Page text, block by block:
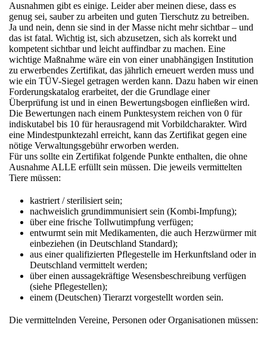
Ausnahmen gibt es einige. Leider aber meinen diese, dass es
genug sei, sauber zu arbeiten und guten Tierschutz zu betreiben.
Ja und nein, denn sie sind in der Masse nicht mehr sichtbar – und
das ist fatal. Wichtig ist, sich abzusetzen, sich als korrekt und
kompetent sichtbar und leicht auffindbar zu machen. Eine
wichtige Maßnahme wäre ein von einer unabhängigen Institution
zu erwerbendes Zertifikat, das jährlich erneuert werden muss und
wie ein TÜV-Siegel getragen werden kann. Dazu haben wir einen
Forderungskatalog erarbeitet, der die Grundlage einer
Überprüfung ist und in einen Bewertungsbogen einfließen wird.
Die Bewertungen nach einem Punktesystem reichen von 0 für
indiskutabel bis 10 für herausragend mit Vorbildcharakter. Wird
eine Mindestpunktezahl erreicht, kann das Zertifikat gegen eine
nötige Verwaltungsgebühr erworben werden.
Für uns sollte ein Zertifikat folgende Punkte enthalten, die ohne
Ausnahme ALLE erfüllt sein müssen. Die jeweils vermittelten
Tiere müssen:
kastriert / sterilisiert sein;
nachweislich grundimmunisiert sein (Kombi-Impfung);
über eine frische Tollwutimpfung verfügen;
entwurmt sein mit Medikamenten, die auch Herzwürmer mit
einbeziehen (in Deutschland Standard);
aus einer qualifizierten Pflegestelle im Herkunftsland oder in
Deutschland vermittelt werden;
über einen aussagekräftige Wesensbeschreibung verfügen
(siehe Pflegestellen);
einem (Deutschen) Tierarzt vorgestellt worden sein.
Die vermittelnden Vereine, Personen oder Organisationen müssen: